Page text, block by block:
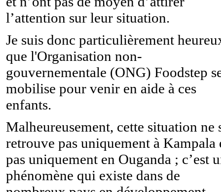
l’attention sur leur situation.
Je suis donc particulièrement
que l'Organisation non-
gouvernementale (ONG) Foodstep
mobilise pour venir en aide à ces
enfants.
Malheureusement, cette situation ne
retrouve pas uniquement à Kampala
pas uniquement en Ouganda ; c’est
phénomène qui existe dans de